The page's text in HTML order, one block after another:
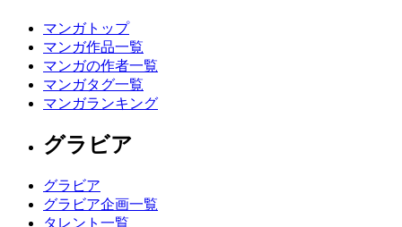
マンガトップ
マンガ作品一覧
マンガの作者一覧
マンガタグ一覧
マンガランキング
グラビア
グラビア
グラビア企画一覧
タレント一覧